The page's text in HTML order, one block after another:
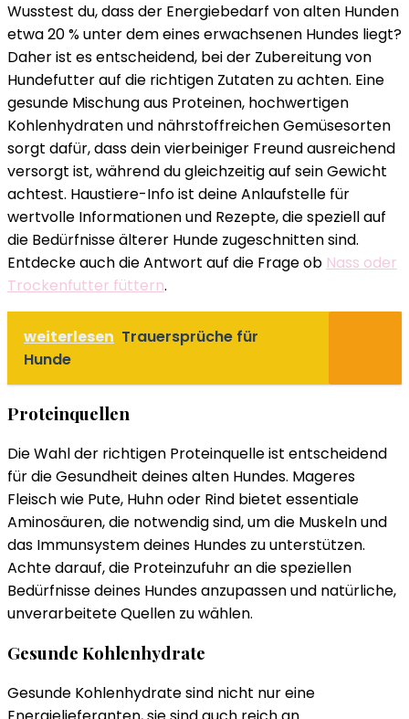
Wusstest du, dass der Energiebedarf von alten Hunden
etwa 20 % unter dem eines erwachsenen Hundes liegt?
Daher ist es entscheidend, bei der Zubereitung von
Hundefutter auf die richtigen Zutaten zu achten. Eine
gesunde Mischung aus Proteinen, hochwertigen
Kohlenhydraten und nährstoffreichen Gemüsesorten
sorgt dafür, dass dein vierbeiniger Freund ausreichend
versorgt ist, während du gleichzeitig auf sein Gewicht
achtest. Haustiere-Info ist deine Anlaufstelle für
wertvolle Informationen und Rezepte, die speziell auf
die Bedürfnisse älterer Hunde zugeschnitten sind.
Entdecke auch die Antwort auf die Frage ob Nass oder
Trockenfutter füttern.
weiterlesen Trauersprüche für
Hunde
Proteinquellen
Die Wahl der richtigen Proteinquelle ist entscheidend
für die Gesundheit deines alten Hundes. Mageres
Fleisch wie Pute, Huhn oder Rind bietet essentiale
Aminosäuren, die notwendig sind, um die Muskeln und
das Immunsystem deines Hundes zu unterstützen.
Achte darauf, die Proteinzufuhr an die speziellen
Bedürfnisse deines Hundes anzupassen und natürliche,
unverarbeitete Quellen zu wählen.
Gesunde Kohlenhydrate
Gesunde Kohlenhydrate sind nicht nur eine